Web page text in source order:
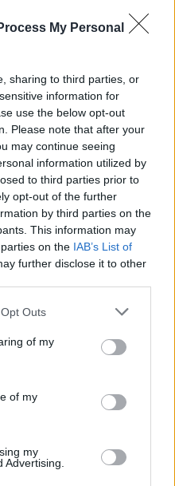
My Personal
sharing to third parties, or
information for
use the below opt-out
Please note that after your
may continue seeing
information utilized by
to third parties prior to
opt-out of the further
by third parties on the
This information may
on the IAB’s List of
further disclose it to other
uses one or more Google
You may click to
and its third-party tags to
purposes in below Google
Outs
of my
of my
my
Advertising.
κρέμες χεριών που
ενυδάτωση χωρίς
λιπαρότητας
Στις κάλπες Γαλλία,
και Ελλάδα - Ο
κίνδυνος του
της Ευρώπης το
ηλεκτρικών: Η
στο viral video της
τα άγχη πίσω"
πρώτο bourbon και rye
της μάρκας